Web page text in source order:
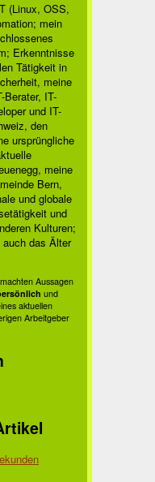
(Linux, OSS,
mein
Erkenntnisse
Tätigkeit in
meine
Berater, IT-
und IT-
den
ursprüngliche
meine
Bern,
und globale
und
Kulturen;
das Älter
Aussagen
und
aktuellen
Arbeitgeber